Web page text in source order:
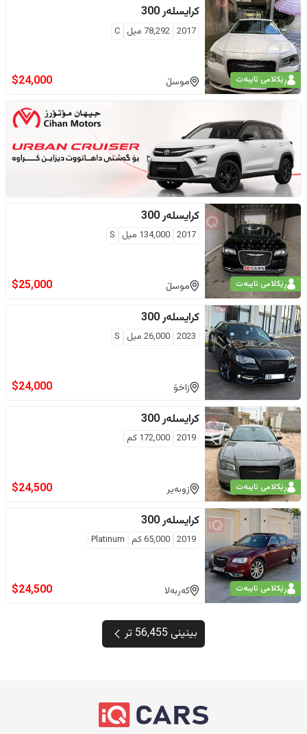
ڕێکلامی تایبەت
کرایسلەر300
2017
78,292 ميل C
موسڵ $24,000
ڕێکلامی تایبەت
کرایسلەر300
2017
134,000 ميل S
موسڵ $25,000
کرایسلەر300
2023
26,000 ميل S
زاخۆ $24,000
ڕێکلامی تایبەت
کرایسلەر300
2019
172,000 كم
زوبەیر $24,500
ڕێکلامی تایبەت
کرایسلەر300
2019
65,000كم Platinum
کەربەلا $24,500
بینینی 56,455 تر